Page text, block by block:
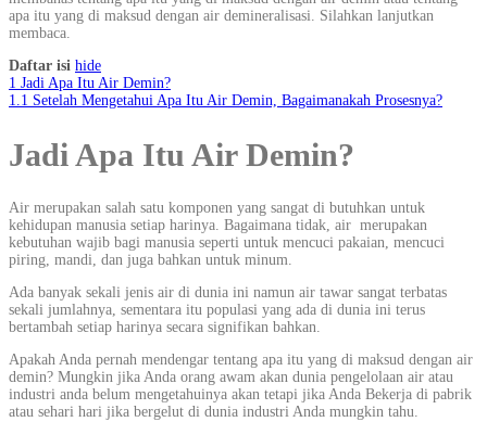
apa itu yang di maksud dengan air demineralisasi. Silahkan lanjutkan
membaca.
Daftar isi hide
1 Jadi Apa Itu Air Demin?
1.1 Setelah Mengetahui Apa Itu Air Demin, Bagaimanakah Prosesnya?
Jadi Apa Itu Air Demin?
Air merupakan salah satu komponen yang sangat di butuhkan untuk
kehidupan manusia setiap harinya. Bagaimana tidak, air merupakan
kebutuhan wajib bagi manusia seperti untuk mencuci pakaian, mencuci
piring, mandi, dan juga bahkan untuk minum.
Ada banyak sekali jenis air di dunia ini namun air tawar sangat terbatas
sekali jumlahnya, sementara itu populasi yang ada di dunia ini terus
bertambah setiap harinya secara signifikan bahkan.
Apakah Anda pernah mendengar tentang apa itu yang di maksud dengan air
demin? Mungkin jika Anda orang awam akan dunia pengelolaan air atau
industri anda belum mengetahuinya akan tetapi jika Anda Bekerja di pabrik
atau sehari hari jika bergelut di dunia industri Anda mungkin tahu.